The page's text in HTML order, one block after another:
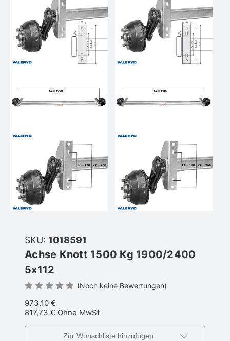
SKU: 1018591
Achse Knott 1500 Kg 1900/2400
5x112
(Noch keine Bewertungen)
973,10 €
817,73 € Ohne MwSt
Zur Wunschliste hinzufügen